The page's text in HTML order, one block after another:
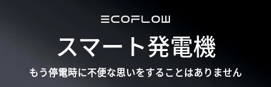
スマート発電機
もう停電時に不便な思いをすることはありません